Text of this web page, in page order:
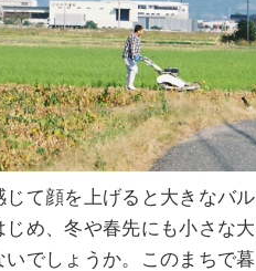
て顔を上げると大きなバ
め、冬や春先にも小さな
でしょうか。このまちで